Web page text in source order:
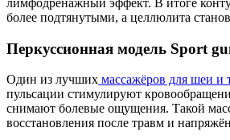
лимфодренажный эффект. В итоге
более подтянутыми, а целлюлита
Перкуссионная модель Sport
Один из лучших массажёров для шеи и
пульсации стимулируют
снимают болевые ощущения. Такой
восстановления после травм и